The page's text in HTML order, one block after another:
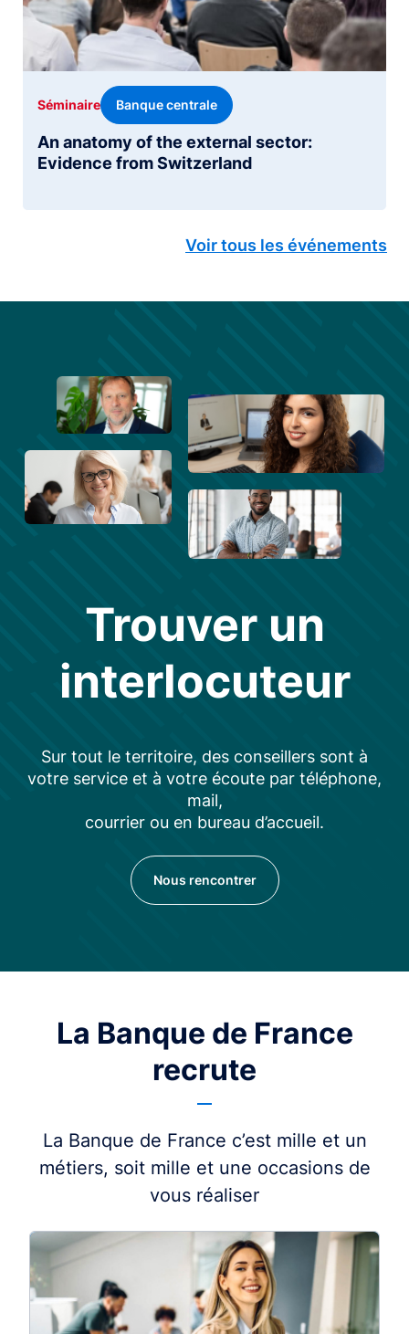
An anatomy of the external sector:
Evidence from Switzerland
Séminaire Banque centrale
Voir tous les événements
Trouver un
interlocuteur
Sur tout le territoire, des conseillers sont à
votre service et à votre écoute par téléphone,
mail,
courrier ou en bureau d’accueil.
Nous rencontrer
La Banque de France
recrute
La Banque de France c’est mille et un
métiers, soit mille et une occasions de
vous réaliser